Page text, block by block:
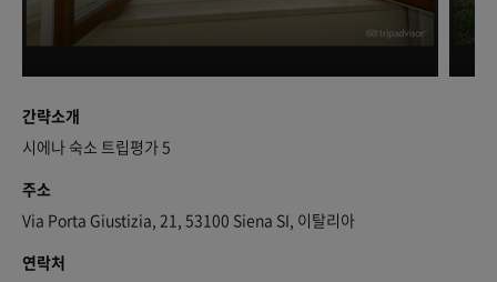
간략소개
시에나 숙소 트립평가 5
주소
Via Porta Giustizia, 21, 53100 Siena SI, 이탈리아
연락처